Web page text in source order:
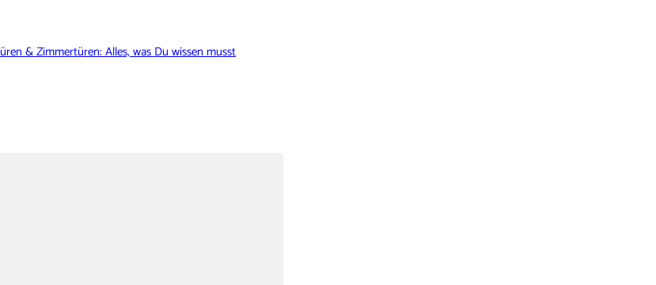
& Zimmertüren: Alles, was Du wissen musst